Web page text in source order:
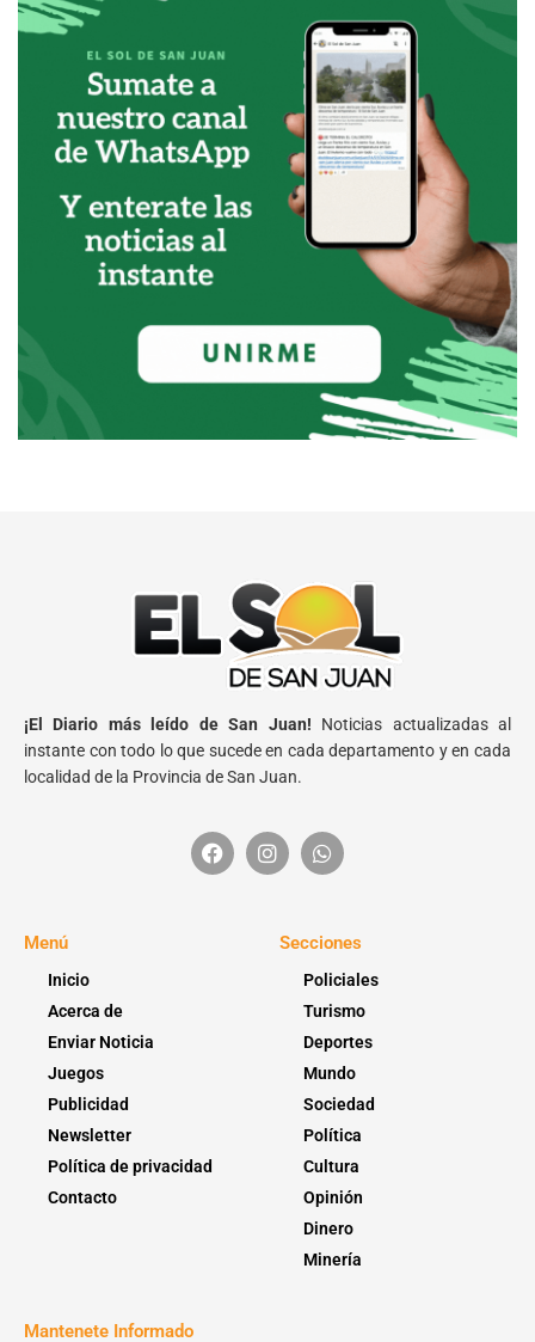
¡El Diario más leído de San Juan! Noticias actualizadas al
instante con todo lo que sucede en cada departamento y en cada
localidad de la Provincia de San Juan.
Menú
Inicio
Acerca de
Enviar Noticia
Juegos
Publicidad
Newsletter
Política de privacidad
Contacto
Secciones
Policiales
Turismo
Deportes
Mundo
Sociedad
Política
Cultura
Opinión
Dinero
Minería
Mantenete Informado